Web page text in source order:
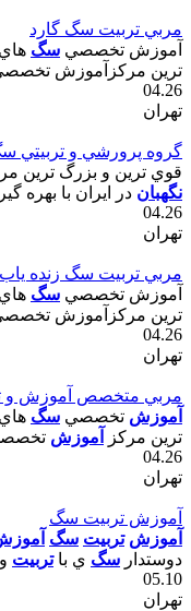
مربي تربيت سگ گارد
آموزش تخصصي سگ
ترين مرکزآموزش
04.26
تهران
گروه پرورشي و تربيتي
قوي ترين و بزرگ ترين
نگهبان در ايران با بهره
04.26
تهران
مربي تربيت سگ زنده ياب
آموزش تخصصي سگ
ترين مرکزآموزش
04.26
تهران
مربي متخصص آموزش و
آموزش تخصصي سگ
ترين مرکز
آموزش
04.26
تهران
آموزش تربيت سگ
آموزش تربيت سگ
دوستدار سگ ي باتربيت و
05.10
تهران